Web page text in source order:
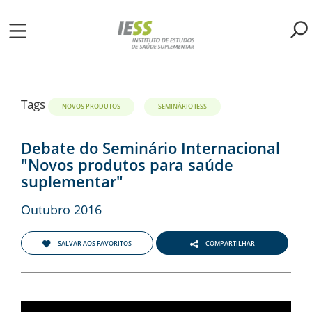
para
IESS
Tags NOVOS PRODUTOS SEMINÁRIO IESS
Debate do Seminário Internacional
"Novos produtos para saúde
suplementar"
Outubro 2016
SALVAR AOS FAVORITOS COMPARTILHAR